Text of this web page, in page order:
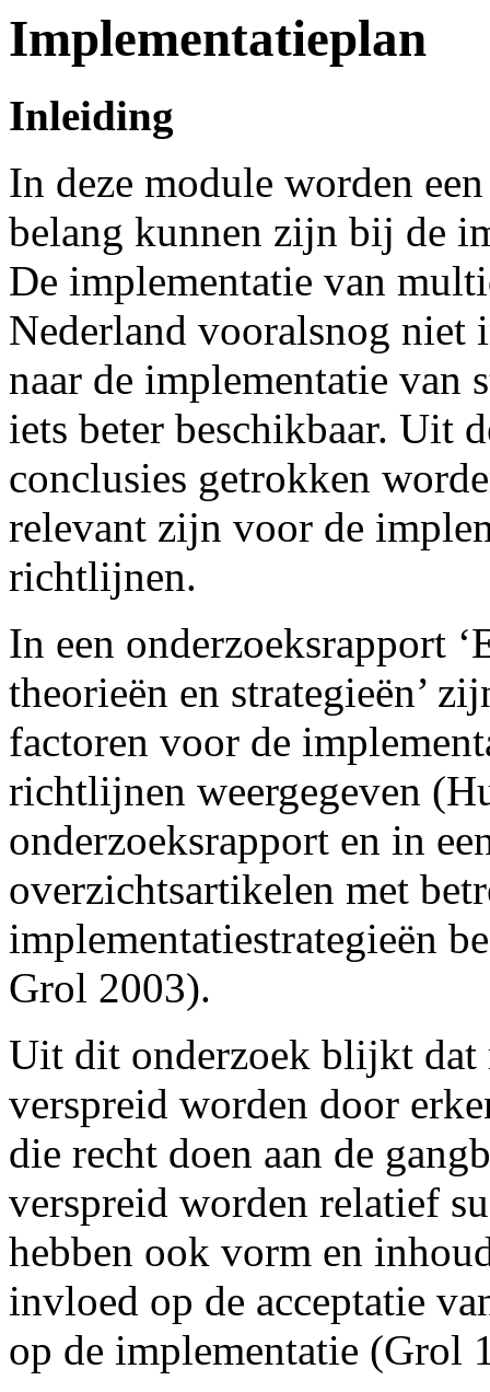
Implementatieplan
Inleiding
In deze module worden
belang kunnen zijn bij de
De implementatie van
Nederland vooralsnog niet
naar de implementatie van
iets beter beschikbaar. Uit
conclusies getrokken
relevant zijn voor de
richtlijnen.
In een onderzoeksrapport
theorieën en strategieën’
factoren voor de
richtlijnen weergegeven
onderzoeksrapport en in
overzichtsartikelen met
implementatiestrategieën
Grol 2003).
Uit dit onderzoek blijkt dat
verspreid worden door
die recht doen aan de
verspreid worden relatief
hebben ook vorm en
invloed op de acceptatie
op de implementatie (Grol